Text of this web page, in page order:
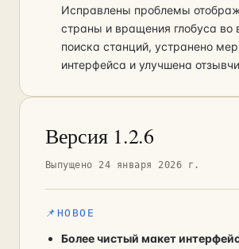
Исправлены проблемы
страны и вращения глобуса во
поиска станций, устранено
интерфейса и улучшена
Версия 1.2.6
Выпущено 24 января 2026 г.
📌 НОВОЕ
Более чистый макет